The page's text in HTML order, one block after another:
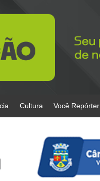
Cultura Você Repórter